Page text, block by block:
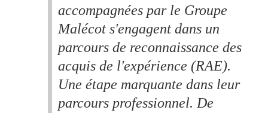
accompagnées par le Groupe
Malécot s'engagent dans un
parcours de reconnaissance des
acquis de l'expérience (RAE).
Une étape marquante dans leur
parcours professionnel. De